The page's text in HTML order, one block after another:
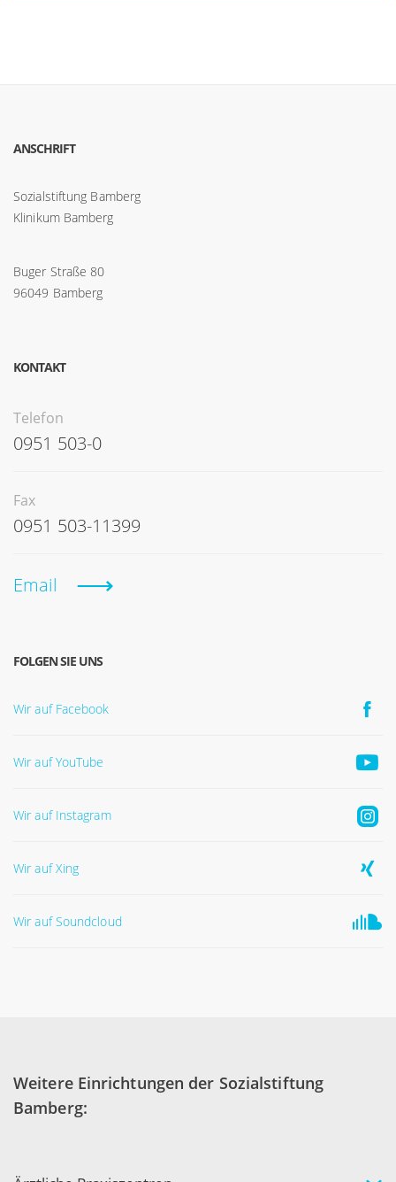
ANSCHRIFT
Sozialstiftung Bamberg
Klinikum Bamberg
Buger Straße 80
96049 Bamberg
KONTAKT
Telefon
0951 503-0
Fax
0951 503-11399
Email
FOLGEN SIE UNS
Wir auf Facebook
Wir auf YouTube
Wir auf Instagram
Wir auf Xing
Wir auf Soundcloud
Weitere Einrichtungen der Sozialstiftung
Bamberg: